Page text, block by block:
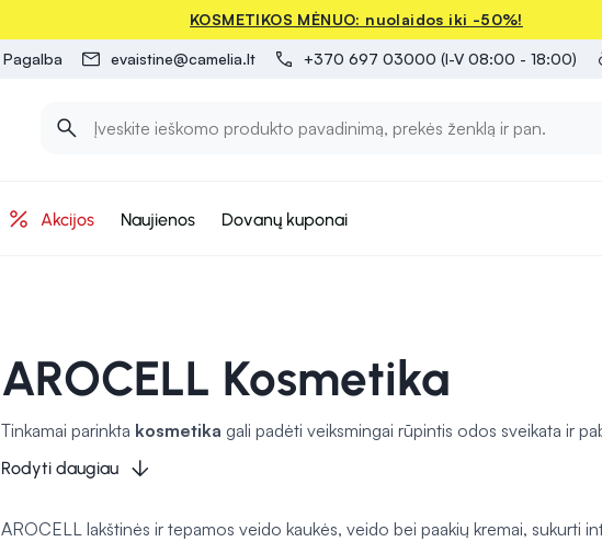
KOSMETIKOS MĖNUO: nuolaidos iki -50%!
Pagalba evaistine@camelia.lt +370 697 03000 (I-V 08:00 - 18:00)
Akcijos Naujienos Dovanų kuponai
AROCELL Kosmetika
Tinkamai parinkta kosmetika gali padėti veiksmingai rūpintis odos sveikata ir
apsaugoti nuo išorinių veiksnių ir suteikti odai švytėjimo. Tiek kasdienės
jaustis geriau. Rūpestingai pasirinkta kosmetika
Rodyti daugiau
AROCELL lakštinės ir tepamos veido kaukės, veido bei paakių kremai, sukurti